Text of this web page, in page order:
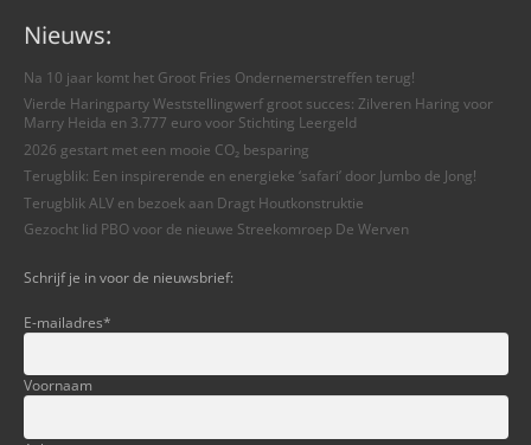
Nieuws:
Na 10 jaar komt het Groot Fries Ondernemerstreffen terug!
Vierde Haringparty Weststellingwerf groot succes: Zilveren Haring voor
Marry Heida en 3.777 euro voor Stichting Leergeld
2026 gestart met een mooie CO₂ besparing
Terugblik: Een inspirerende en energieke ‘safari’ door Jumbo de Jong!
Terugblik ALV en bezoek aan Dragt Houtkonstruktie
Gezocht lid PBO voor de nieuwe Streekomroep De Werven
Schrijf je in voor de nieuwsbrief:
E-mailadres*
Voornaam